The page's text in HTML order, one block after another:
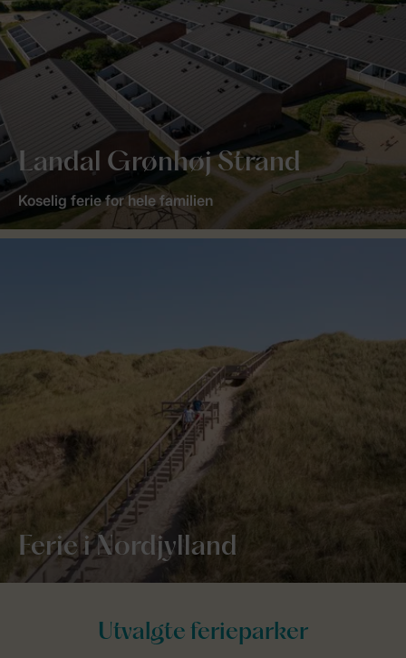
Landal Grønhøj Strand
Koselig ferie for hele familien
Ferie i Nordjylland